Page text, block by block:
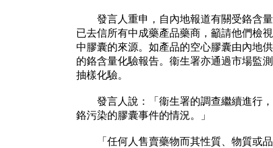
發言人重申，自內地報道有關受鉻含量
已去信所有中成藥產品藥商，籲請他們檢
中膠囊的來源。如產品的空心膠囊由內地
的鉻含量化驗報告。衞生署亦通過市場監
抽樣化驗。
發言人說：「衞生署的調查繼續進行，
鉻污染的膠囊事件的情況。」
「任何人售賣藥物而其性質、物質或品